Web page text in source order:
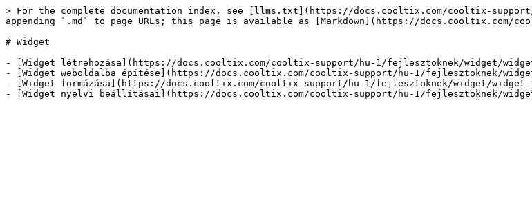
> For the complete documentation index, see [llms.txt](https://docs.cooltix.com/cooltix-
appending `.md` to page URLs; this page is available as [Markdown](https://docs.cooltix.com/
# Widget
- [Widget létrehozása](https://docs.cooltix.com/cooltix-support/hu-1/fejlesztoknek/widget/
- [Widget weboldalba építése](https://docs.cooltix.com/cooltix-support/hu-1/fejlesztoknek/
- [Widget formázása](https://docs.cooltix.com/cooltix-support/hu-1/fejlesztoknek/widget/widget-